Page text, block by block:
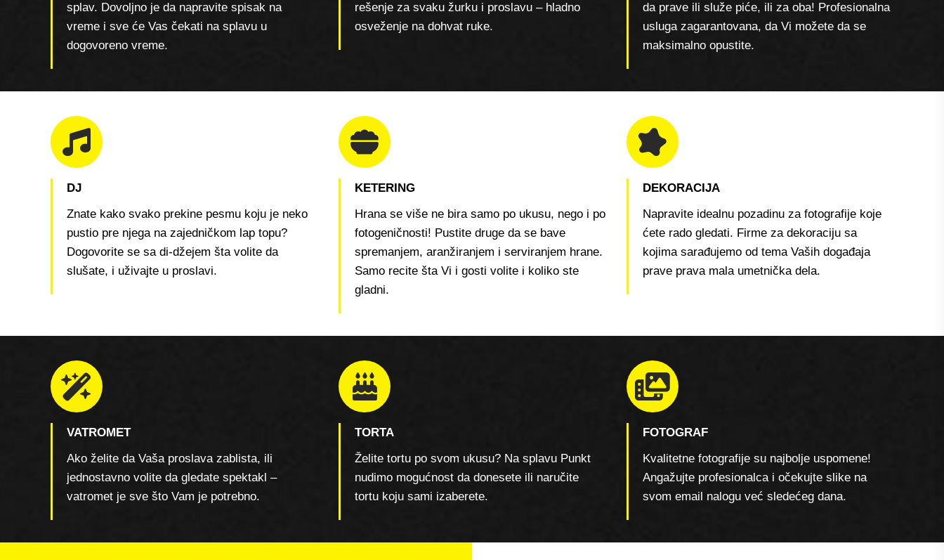
splav. Dovoljno je da napravite spisak na
vreme i sve će Vas čekati na splavu u
dogovoreno vreme.
rešenje za svaku žurku i proslavu – hladno
osveženje na dohvat ruke.
da prave ili služe piće, ili za oba! Profesionalna
usluga zagarantovana, da Vi možete da se
maksimalno opustite.
DJ
Znate kako svako prekine pesmu koju je neko
pustio pre njega na zajedničkom lap topu?
Dogovorite se sa di-džejem šta volite da
slušate, i uživajte u proslavi.
KETERING
Hrana se više ne bira samo po ukusu, nego i po
fotogeničnosti! Pustite druge da se bave
spremanjem, aranžiranjem i serviranjem hrane.
Samo recite šta Vi i gosti volite i koliko ste
gladni.
DEKORACIJA
Napravite idealnu pozadinu za fotografije koje
ćete rado gledati. Firme za dekoraciju sa
kojima sarađujemo od tema Vaših događaja
prave prava mala umetnička dela.
VATROMET
Ako želite da Vaša proslava zablista, ili
jednostavno volite da gledate spektakl –
vatromet je sve što Vam je potrebno.
TORTA
Želite tortu po svom ukusu? Na splavu Punkt
nudimo mogućnost da donesete ili naručite
tortu koju sami izaberete.
FOTOGRAF
Kvalitetne fotografije su najbolje uspomene!
Angažujte profesionalca i očekujte slike na
svom email nalogu već sledećeg dana.